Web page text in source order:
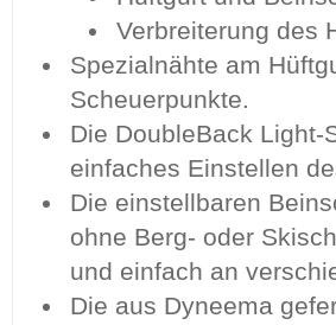
Verbreiterung des
Spezialnähte am
Scheuerpunkte.
Die DoubleBack
einfaches Einstellen
Die einstellbaren
ohne Berg- oder
und einfach an
Die aus Dyneema